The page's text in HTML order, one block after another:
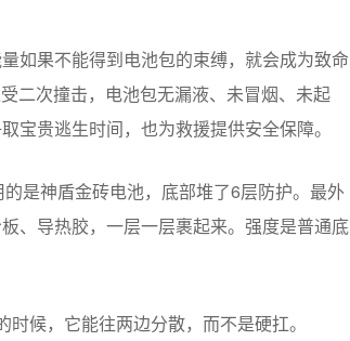
如果不能得到电池包的束缚，就会成为致命
二次撞击，电池包无漏液、未冒烟、未起
宝贵逃生时间，也为救援提供安全保障。
是神盾金砖电池，底部堆了6层防护。最外
、导热胶，一层一层裹起来。强度是普通底
候，它能往两边分散，而不是硬扛。